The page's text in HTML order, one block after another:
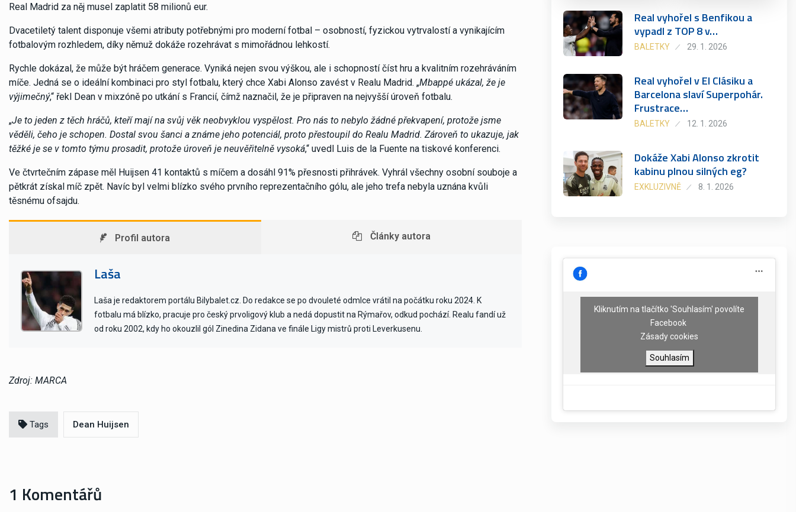
Real Madrid za něj musel zaplatit 58 milionů eur.
Dvacetiletý talent disponuje všemi atributy potřebnými pro moderní fotbal – osobností, fyzickou vytrvalostí a vynikajícím
fotbalovým rozhledem, díky němuž dokáže rozehrávat s mimořádnou lehkostí.
Rychle dokázal, že může být hráčem generace. Vyniká nejen svou výškou, ale i schopností číst hru a kvalitním rozehráváním
míče. Jedná se o ideální kombinaci pro styl fotbalu, který chce Xabi Alonso zavést v Realu Madrid. „Mbappé ukázal, že je
výjimečný,“ řekl Dean v mixzóně po utkání s Francií, čímž naznačil, že je připraven na nejvyšší úroveň fotbalu.
„Je to jeden z těch hráčů, kteří mají na svůj věk neobvyklou vyspělost. Pro nás to nebylo žádné překvapení, protože jsme
věděli, čeho je schopen. Dostal svou šanci a známe jeho potenciál, proto přestoupil do Realu Madrid. Zároveň to ukazuje, jak
těžké je se v tomto týmu prosadit, protože úroveň je neuvěřitelně vysoká,“ uvedl Luis de la Fuente na tiskové konferenci.
Ve čtvrtečním zápase měl Huijsen 41 kontaktů s míčem a dosáhl 91% přesnosti přihrávek. Vyhrál všechny osobní souboje a
pětkrát získal míč zpět. Navíc byl velmi blízko svého prvního reprezentačního gólu, ale jeho trefa nebyla uznána kvůli
těsnému ofsajdu.
Profil autora Články autora
Laša
Laša je redaktorem portálu Bilybalet.cz. Do redakce se po dvouleté odmlce vrátil na počátku roku 2024. K
fotbalu má blízko, pracuje pro český prvoligový klub a nedá dopustit na Rýmařov, odkud pochází. Realu fandí už
od roku 2002, kdy ho okouzlil gól Zinedina Zidana ve finále Ligy mistrů proti Leverkusenu.
Zdroj: MARCA
Tags Dean Huijsen
1 Komentářů
Real vyhořel s Benfikou a
vypadl z TOP 8 v…
BALETKY 29. 1. 2026
Real vyhořel v El Clásiku a
Barcelona slaví Superpohár.
Frustrace…
BALETKY 12. 1. 2026
Dokáže Xabi Alonso zkrotit
kabinu plnou silných eg?
EXKLUZIVNĚ 8. 1. 2026
Kliknutím na tlačítko 'Souhlasím' povolíte
Facebook
Zásady cookies
Souhlasím